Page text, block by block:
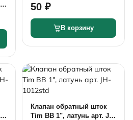
50 ₽
В корзину
Клапан обратный шток
Tim ВВ 1", латунь арт. JH-